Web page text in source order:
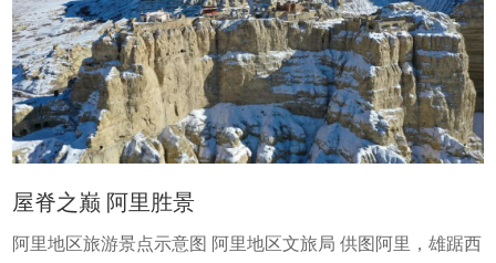
屋脊之巅 阿里胜景
阿里地区旅游景点示意图 阿里地区文旅局 供图阿里，雄踞西